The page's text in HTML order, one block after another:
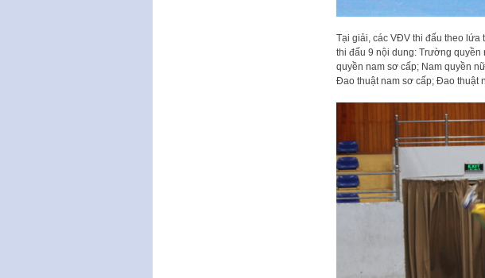
Tại giải, các VĐV thi đấu theo lứa
thi đấu 9 nội dung: Trường
quyền nam sơ cấp; Nam quyền
Đao thuật nam sơ cấp; Đao thuật